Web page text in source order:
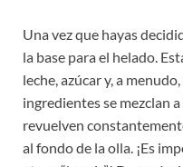
Una vez que hayas
la base para el helado.
leche, azúcar y, a
ingredientes se mezclan
revuelven
al fondo de la olla. ¡Es